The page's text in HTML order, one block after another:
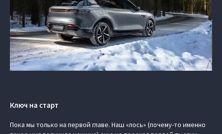
Ключ на старт
Пока мы только на первой главе. Наш «лось» (почему-то именно